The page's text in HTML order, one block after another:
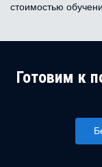
стоимостью
Готовим к